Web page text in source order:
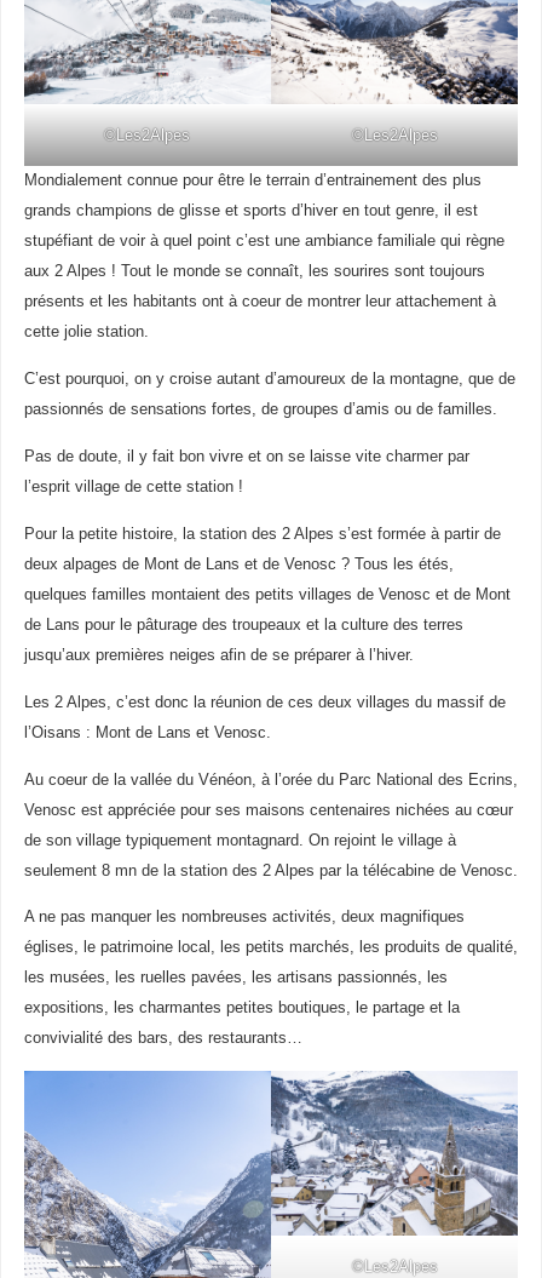
©Les2Alpes ©Les2Alpes
Mondialement connue pour être le terrain d’entrainement des plus
grands champions de glisse et sports d’hiver en tout genre, il est
stupéfiant de voir à quel point c’est une ambiance familiale qui règne
aux 2 Alpes ! Tout le monde se connaît, les sourires sont toujours
présents et les habitants ont à coeur de montrer leur attachement à
cette jolie station.
C’est pourquoi, on y croise autant d’amoureux de la montagne, que de
passionnés de sensations fortes, de groupes d’amis ou de familles.
Pas de doute, il y fait bon vivre et on se laisse vite charmer par
l’esprit village de cette station !
Pour la petite histoire, la station des 2 Alpes s’est formée à partir de
deux alpages de Mont de Lans et de Venosc ? Tous les étés,
quelques familles montaient des petits villages de Venosc et de Mont
de Lans pour le pâturage des troupeaux et la culture des terres
jusqu’aux premières neiges afin de se préparer à l’hiver.
Les 2 Alpes, c’est donc la réunion de ces deux villages du massif de
l’Oisans : Mont de Lans et Venosc.
Au coeur de la vallée du Vénéon, à l’orée du Parc National des Ecrins,
Venosc est appréciée pour ses maisons centenaires nichées au cœur
de son village typiquement montagnard. On rejoint le village à
seulement 8 mn de la station des 2 Alpes par la télécabine de Venosc.
A ne pas manquer les nombreuses activités, deux magnifiques
églises, le patrimoine local, les petits marchés, les produits de qualité,
les musées, les ruelles pavées, les artisans passionnés, les
expositions, les charmantes petites boutiques, le partage et la
convivialité des bars, des restaurants…
©Les2Alpes